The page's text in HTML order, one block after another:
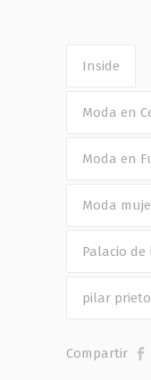
Inside
Moda en
Moda en
Moda
Palacio
pilar prieto
Compartir